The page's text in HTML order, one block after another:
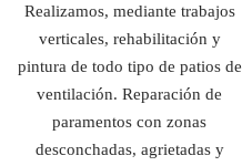
Realizamos, mediante trabajos
verticales, rehabilitación y
pintura de todo tipo de patios de
ventilación. Reparación de
paramentos con zonas
desconchadas, agrietadas y